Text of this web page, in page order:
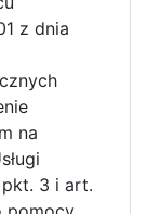
z dnia
na
pkt. 3 i art.